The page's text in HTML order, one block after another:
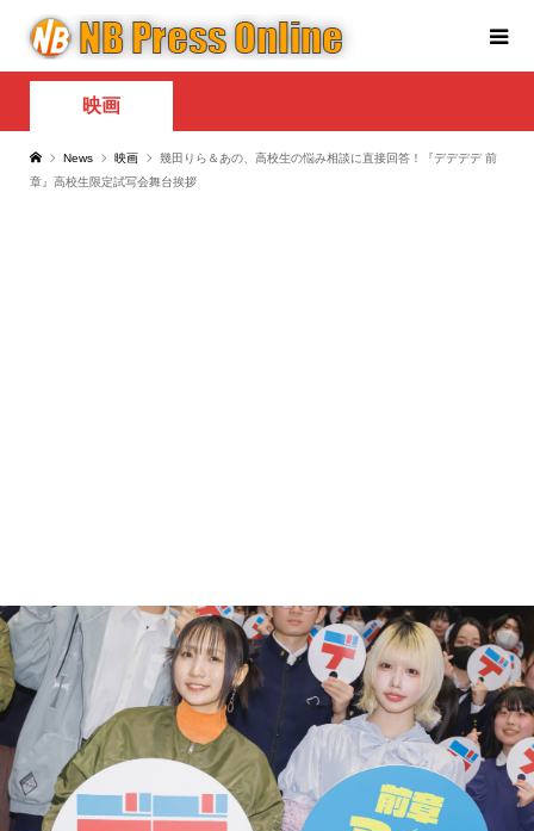
映画
News 映画
幾田りら＆あの、高校生の悩み相談に直接回答！『デデデデ 前
章』高校生限定試写会舞台挨拶